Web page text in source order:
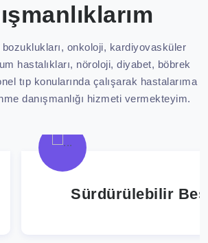
onkoloji, kardiyovasküler
hastalıkları, nöroloji, diyabet, böbrek
tıp konularında çalışarak hastalarıma
danışmanlığı hizmeti vermekteyim.
Beslenme